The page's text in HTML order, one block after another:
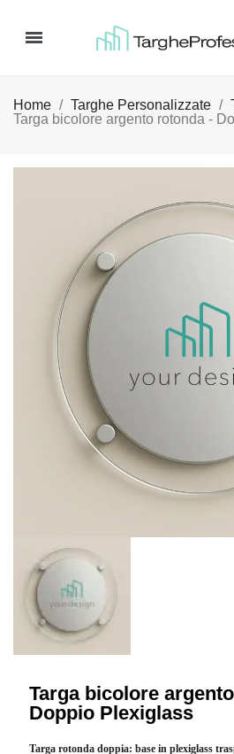
Home Targhe Personalizzate
Targa bicolore argento rotonda -
Targa bicolore
Doppio Plexiglass
Targa rotonda doppia: base in plexiglass